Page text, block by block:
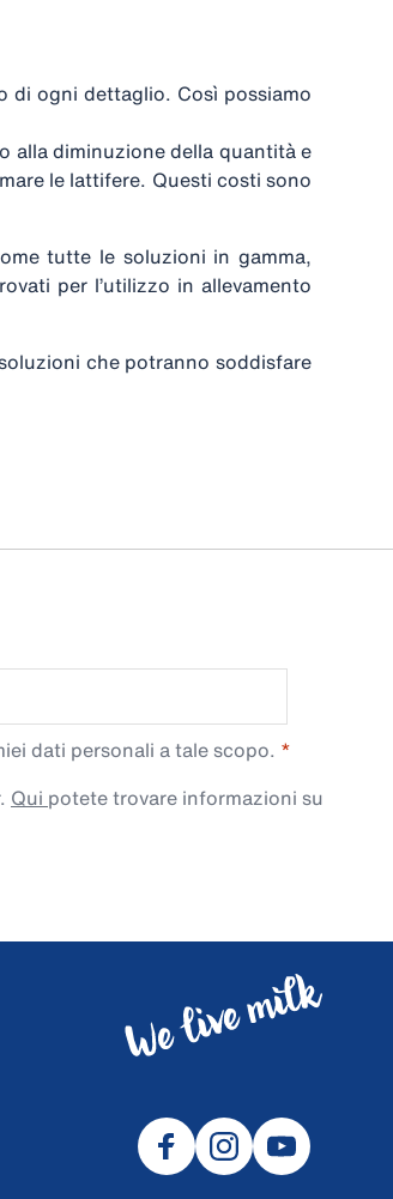
di ogni dettaglio. Così possiamo
alla diminuzione della quantità e
le lattifere. Questi costi sono
tutte le soluzioni in gamma,
per l’utilizzo in allevamento
che potranno soddisfare
dati personali a tale scopo.
Qui potete trovare informazioni su